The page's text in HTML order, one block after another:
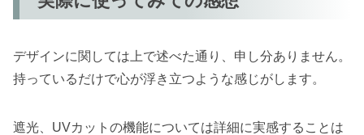
デザインに関しては上で述べた通り、申し分ありません。
持っているだけで心が浮き立つような感じがします。
遮光、UVカットの機能については詳細に実感することは